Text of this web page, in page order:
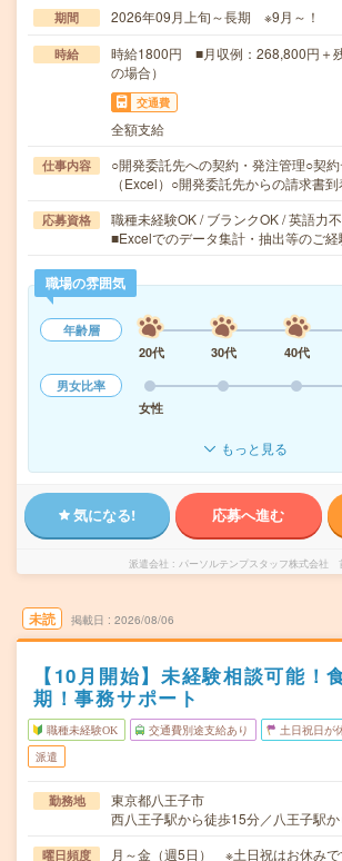
期間 2026年09月上旬～長期 ※9月～！
時給
時給1800円 ■月収例：268,800円＋
の場合）
交通費
全額支給
仕事内容
○開発委託先への契約・発注管理○契
（Excel）○開発委託先からの請求書
応募資格
職種未経験OK / ブランクOK / 英語力
■Excelでのデータ集計・抽出等のご
職場の雰囲気
年齢層
20代
30代 40代
男女比率
女性
もっと見る
気になる! 応募へ進む
派遣会社 パーソルテンプスタッフ株式会社
未読 掲載日 2026/08/06
【10月開始】未経験相談可能！
期！事務サポート
職種未経験OK 交通費別途支給あり 土日祝日が
派遣
勤務地
東京都八王子市
西八王子駅から徒歩15分／八王子駅
曜日頻度 月～金（週5日） ※土日祝はお休みで